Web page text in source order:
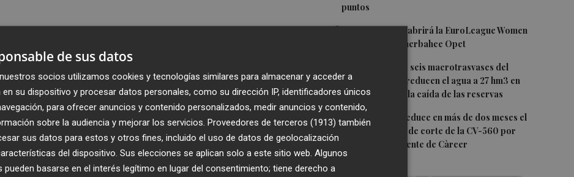
puntos
3Valencia Basket abrirá la EuroLeague Women
en casa ante Fenerbahce Opet
Fin a la racha de seis macrotrasvases del
Tajo al Segura: reducen el agua a 27 hm3 en
septiembre por la caída de las reservas
5 La Diputación reduce en más de dos meses el
tiempo previsto de corte de la CV-560 por
las obras del puente de Càrcer
de sus datos
socios utilizamos cookies y tecnologías similares para almacenar y acceder a
su dispositivo y procesar datos personales, como su dirección IP, identificadores únicos
para ofrecer anuncios y contenido personalizados, medir anuncios y contenido,
sobre la audiencia y mejorar los servicios. Proveedores de terceros (1913) también
sus datos para estos y otros fines, incluido el uso de datos de geolocalización
del dispositivo. Sus elecciones se aplican solo a este sitio web. Algunos
pueden basarse en el interés legítimo en lugar del consentimiento; tiene derecho a